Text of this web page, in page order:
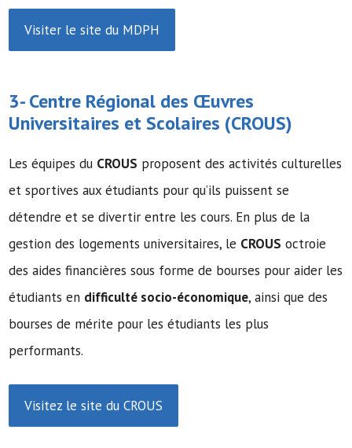
Visiter le site du MDPH
3- Centre Régional des Œuvres
Universitaires et Scolaires (CROUS)
Les équipes du CROUS proposent des activités culturelles
et sportives aux étudiants pour qu’ils puissent se
détendre et se divertir entre les cours. En plus de la
gestion des logements universitaires, le CROUS octroie
des aides financières sous forme de bourses pour aider les
étudiants en difficulté socio-économique, ainsi que des
bourses de mérite pour les étudiants les plus
performants.
Visitez le site du CROUS